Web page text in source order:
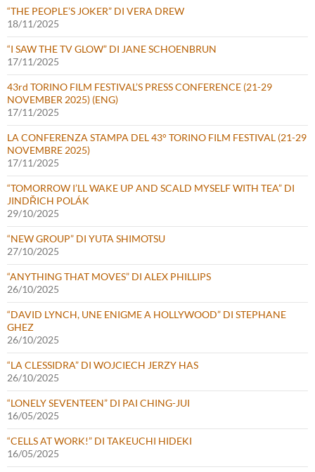
“THE PEOPLE’S JOKER” DI VERA DREW
18/11/2025
“I SAW THE TV GLOW” DI JANE SCHOENBRUN
17/11/2025
43rd TORINO FILM FESTIVAL’S PRESS CONFERENCE (21-29
NOVEMBER 2025) (ENG)
17/11/2025
LA CONFERENZA STAMPA DEL 43° TORINO FILM FESTIVAL (21-29
NOVEMBRE 2025)
17/11/2025
“TOMORROW I’LL WAKE UP AND SCALD MYSELF WITH TEA” DI
JINDŘICH POLÁK
29/10/2025
“NEW GROUP” DI YUTA SHIMOTSU
27/10/2025
“ANYTHING THAT MOVES” DI ALEX PHILLIPS
26/10/2025
“DAVID LYNCH, UNE ENIGME A HOLLYWOOD” DI STEPHANE
GHEZ
26/10/2025
“LA CLESSIDRA” DI WOJCIECH JERZY HAS
26/10/2025
“LONELY SEVENTEEN” DI PAI CHING-JUI
16/05/2025
“CELLS AT WORK!” DI TAKEUCHI HIDEKI
16/05/2025